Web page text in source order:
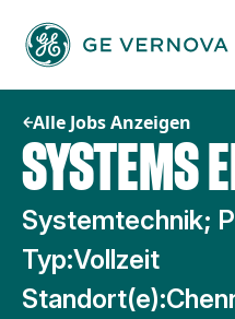
Inhalt
springen
Alle Jobs Anzeigen
SYSTEMS
Systemtechnik;
Typ:Vollzeit
Standort(e):